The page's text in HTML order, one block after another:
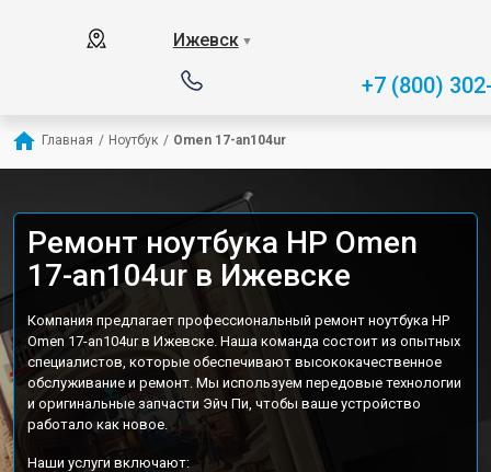
Ижевск ▼
+7 (800)
Главная / Ноутбук / Omen 17-an104ur
Ремонт ноутбука HP Omen
17-an104ur в Ижевске
Компания предлагает профессиональный ремонт ноутбука HP
Omen 17-an104ur в Ижевске. Наша команда состоит из опытных
специалистов, которые обеспечивают высококачественное
обслуживание и ремонт. Мы используем передовые технологии
и оригинальные запчасти Эйч Пи, чтобы ваше устройство
работало как новое.
Наши услуги включают: